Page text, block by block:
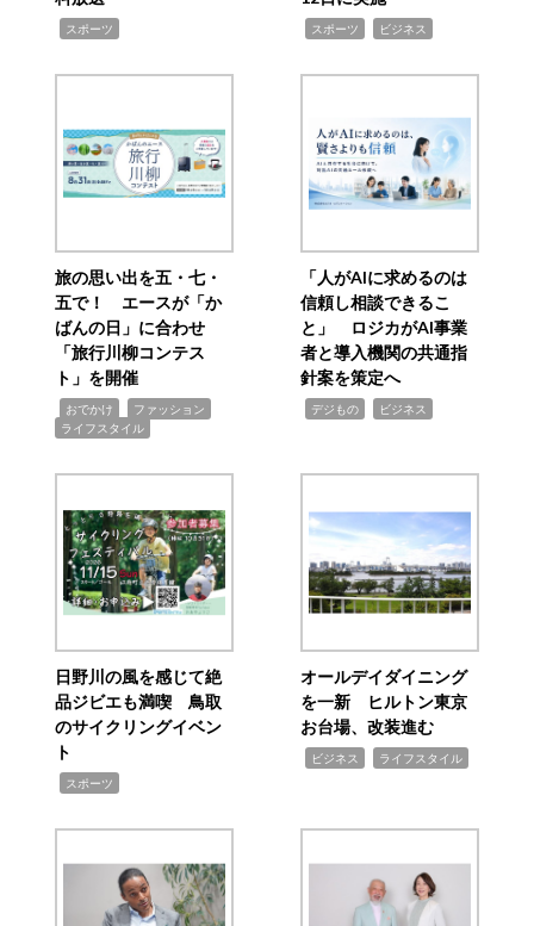
スポーツ スポーツ ビジネス
旅の思い出を五・七・
五で！ エースが「か
ばんの日」に合わせ
「旅行川柳コンテス
ト」を開催
おでかけ ファッション
ライフスタイル
「人がAIに求めるのは
信頼し相談できるこ
と」 ロジカがAI事業
者と導入機関の共通指
針案を策定へ
デジもの ビジネス
日野川の風を感じて絶
品ジビエも満喫 鳥取
のサイクリングイベン
ト
スポーツ
オールデイダイニング
を一新 ヒルトン東京
お台場、改装進む
ビジネス ライフスタイル